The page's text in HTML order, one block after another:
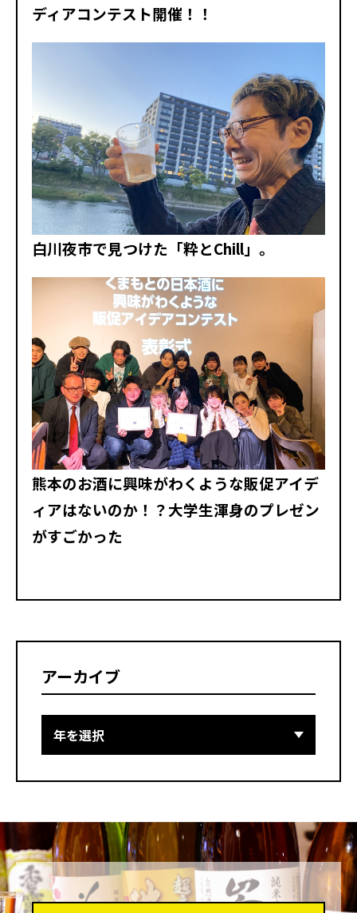
ディアコンテスト開催！！
白川夜市で見つけた「粋とChill」。
熊本のお酒に興味がわくような販促アイデ
ィアはないのか！？大学生渾身のプレゼン
がすごかった
アーカイブ